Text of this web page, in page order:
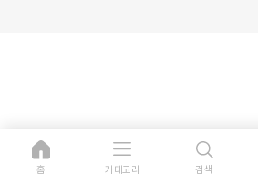
홈 카테고리 검색